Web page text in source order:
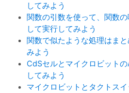
してみよう
関数の引数を使って、関数
して実行してみよう
関数で似たような処理はま
みよう
CdSセルとマイクロビット
してみよう
マイクロビットとタクトス